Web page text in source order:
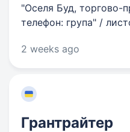
"Оселя Буд, торгово-
телефон: група" /
2 weeks ago
Грантрайтер